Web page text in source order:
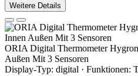
Weitere Details
ORIA Digital Thermometer
Außen Mit 3 Sensoren
Display-Typ: digital · Funktionen: